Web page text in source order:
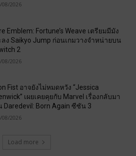
08/2026
Emblem: Fortune’s Weave เตรียมมีมัง
ลง Saikyo Jump ก่อนเกมวางจำหน่ายบน
2
08/2026
Fist อาจยังไม่หมดหวัง “Jessica
เผยเคยคุยกับ Marvel เรื่องกลับมา
Daredevil: Born Again ซีซัน 3
08/2026
Load more